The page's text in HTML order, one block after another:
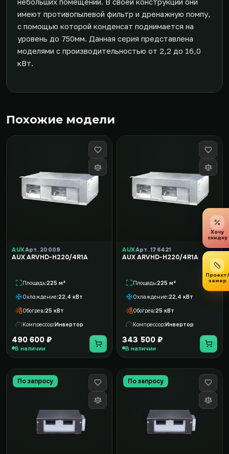
имеют противопылевой фильтр и дренажную помпу,
с помощью которой конденсат поднимается на
уровень до 750мм. Данная серия представлена
моделями с производительностью от 2,2 до 16,0
кВт.
Похожие модели
AUXАрт. 20009
AUX ARVHD-H220/4R1A
Площадь 225 м²
Охлаждение 22,4 кВт
Обогрев 25 кВт
Компрессор Инвертор
490 600 ₽
В наличии
AUXАрт. 176421
AUX ARVHD-H220/4R1A
Площадь 225 м²
Охлаждение 22,4 кВт
Обогрев 25 кВт
Компрессор Инвертор
343 500 ₽
В наличии
По запросу По запросу
Хочу
скидку
Проект/
замер